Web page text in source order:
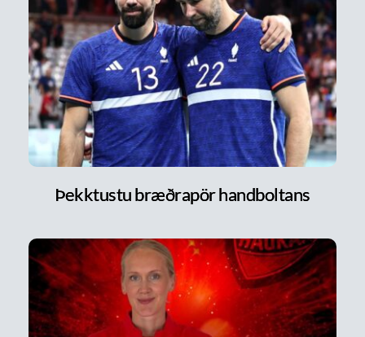
Þekktustu bræðrapör handboltans